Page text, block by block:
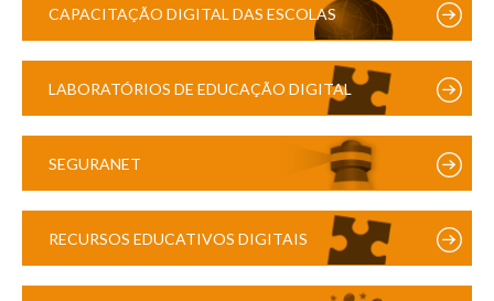
CAPACITAÇÃO DIGITAL DAS ESCOLAS
LABORATÓRIOS DE EDUCAÇÃO DIGITAL
SEGURANET
RECURSOS EDUCATIVOS DIGITAIS